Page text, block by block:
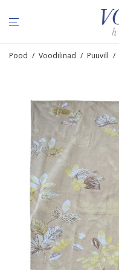
Pood / Voodilinad / Puuvill /